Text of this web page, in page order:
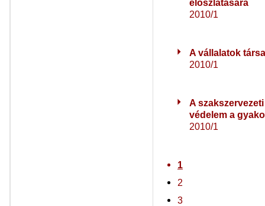
eloszlatására
2010/1
A vállalatok
2010/1
A
védelem a
2010/1
1
2
3